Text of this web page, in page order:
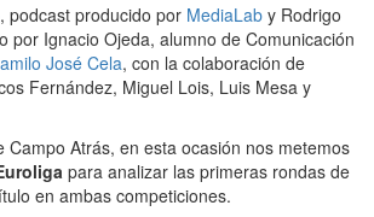
, podcast producido por MediaLab y Rodrigo
por Ignacio Ojeda, alumno de Comunicación
José Cela, con la colaboración de
Fernández, Miguel Lois, Luis Mesa y
Campo Atrás, en esta ocasión nos metemos
para analizar las primeras rondas de
en ambas competiciones.